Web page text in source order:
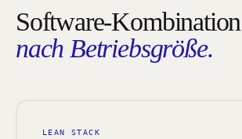
Software-Kombination
nach Betriebsgröße.
LEAN STACK